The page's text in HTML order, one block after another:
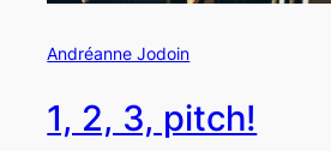
Andréanne Jodoin
1, 2, 3, pitch!